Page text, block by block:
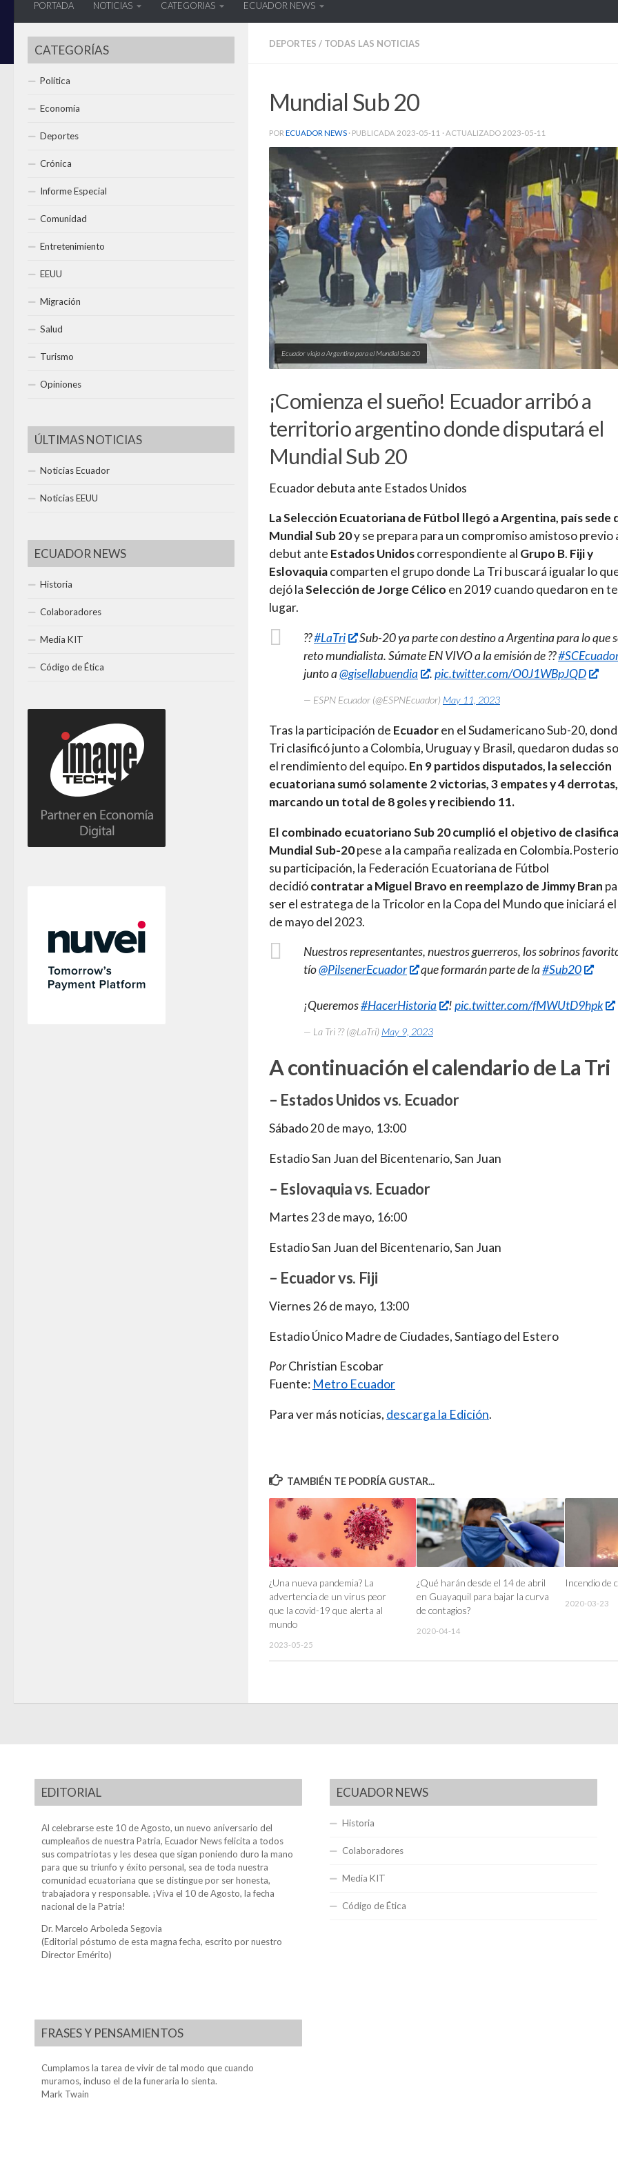
PORTADA NOTICIAS CATEGORIAS ECUADOR NEWS
DEPORTES / TODAS LAS NOTICIAS
Mundial Sub 20
POR ECUADOR NEWS · PUBLICADA 2023-05-11 · ACTUALIZADO 2023-05-11
Ecuador viaja a Argentina para el Mundial Sub 20
¡Comienza el sueño! Ecuador arribó a
territorio argentino donde disputará el
Mundial Sub 20
Ecuador debuta ante Estados Unidos
La Selección Ecuatoriana de Fútbol llegó a Argentina, país sede
Mundial Sub 20y se prepara para un compromiso amistoso previo
debut ante Estados Unidoscorrespondiente al Grupo B. Fiji y
Eslovaquiacomparten el grupo donde La Tri buscará igualar lo
dejó laSelección de Jorge Célico en 2019 cuando quedaron en
lugar.
??#LaTri
Sub-20 ya parte con destino a Argentina para lo que
reto mundialista. Súmate EN VIVO a la emisión de ??
junto a@gisellabuendia .pic.twitter.com/O0J1WBpJQD
— ESPN Ecuador (@ESPNEcuador) May 11, 2023
Tras la participación de Ecuadoren el Sudamericano Sub-20,
Tri clasificó junto a Colombia, Uruguay y Brasil, quedaron dudas
el rendimiento del equipo.En 9 partidos disputados, la selección
ecuatoriana sumó solamente 2 victorias, 3 empates y 4 derrotas,
marcando un total de 8 goles y recibiendo 11.
El combinado ecuatoriano Sub 20 cumplió el objetivo de
Mundial Sub-20pese a la campaña realizada en
su participación, la Federación Ecuatoriana de Fútbol
decidiócontratar a Miguel Bravo en reemplazo de Jimmy Bran
ser el estratega de la Tricolor en la Copa del Mundo que iniciará
de mayo del 2023.
Nuestros representantes, nuestros guerreros, los sobrinos
tío@PilsenerEcuador que formarán parte de la#Sub20
¡Queremos#HacerHistoria !pic.twitter.com/fMWUtD9hpk
— La Tri ?? (@LaTri) May 9, 2023
A continuación el calendario de La Tri
– Estados Unidos vs. Ecuador
Sábado 20 de mayo, 13:00
Estadio San Juan del Bicentenario, San Juan
– Eslovaquia vs. Ecuador
Martes 23 de mayo, 16:00
Estadio San Juan del Bicentenario, San Juan
– Ecuador vs. Fiji
Viernes 26 de mayo, 13:00
Estadio Único Madre de Ciudades, Santiago del Estero
PorChristian Escobar
Fuente: Metro Ecuador
Para ver más noticias, descarga la Edición.
TAMBIÉN TE PODRÍA GUSTAR...
¿Una nueva pandemia? La
advertencia de un virus peor
que la covid-19 que alerta al
mundo
2023-05-25
¿Qué harán desde el 14 de abril
en Guayaquil para bajar la curva
de contagios?
2020-04-14
Incendio de
2020-03-23
CATEGORÍAS
Política
Economía
Deportes
Crónica
Informe Especial
Comunidad
Entretenimiento
EEUU
Migración
Salud
Turismo
Opiniones
ÚLTIMAS NOTICIAS
Noticias Ecuador
Noticias EEUU
ECUADOR NEWS
Historia
Colaboradores
Media KIT
Código de Ética
EDITORIAL
Al celebrarse este 10 de Agosto, un nuevo aniversario del
cumpleaños de nuestra Patria, Ecuador News felicita a todos
sus compatriotas y les desea que sigan poniendo duro la mano
para que su triunfo y éxito personal, sea de toda nuestra
comunidad ecuatoriana que se distingue por ser honesta,
trabajadora y responsable. ¡Viva el 10 de Agosto, la fecha
nacional de la Patria!
Dr. Marcelo Arboleda Segovia
(Editorial póstumo de esta magna fecha, escrito por nuestro
Director Emérito)
FRASES Y PENSAMIENTOS
Cumplamos la tarea de vivir de tal modo que cuando
muramos, incluso el de la funeraria lo sienta.
Mark Twain
ECUADOR NEWS
Historia
Colaboradores
Media KIT
Código de Ética